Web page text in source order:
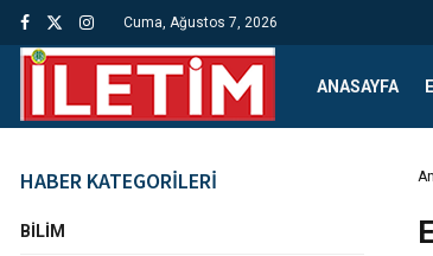
Cuma, Ağustos 7, 2026
ANASAYFA
HABER KATEGORİLERİ
BILIM